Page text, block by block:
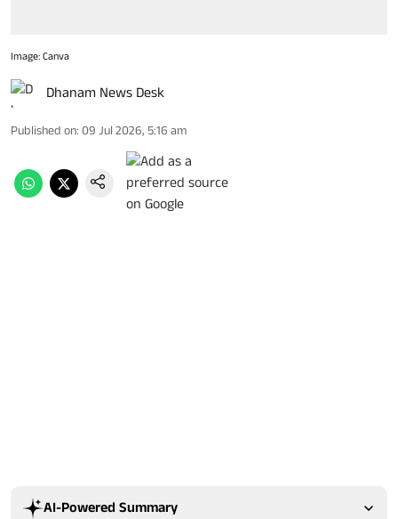
Image: Canva
Dhanam News Desk
Published on: 09 Jul 2026, 5:16 am
AI-Powered Summary